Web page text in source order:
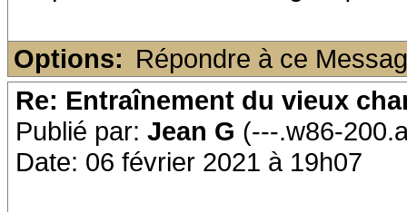
Options: Répondre à ce
Re: Entraînement du vieux
Publié par: Jean G (---.w86-
Date: 06 février 2021 à 19h07